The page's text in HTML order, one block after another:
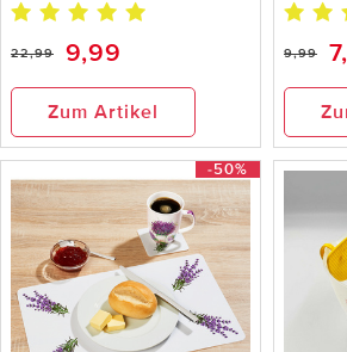
22,99 9,99
Zum Artikel
9,99
-50%